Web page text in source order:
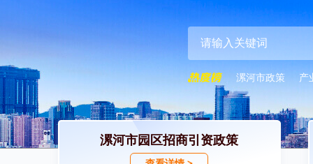
漯河市政策 产
漯河市园区招商引资政策